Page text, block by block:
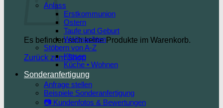
Es befinden sich keine Produkte im Warenkorb.
Zurück zum Shop
Anlass
Erstkommunion
Ostern
Taufe und Geburt
Weihnachten
Stöbern von A-Z
Kissen
Küche • Wohnen
Sonderanfertigung
Anfrage stellen
Beispiele Sonderanfertigung
📷 Kundenfotos & Bewertungen